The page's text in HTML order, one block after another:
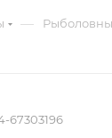
—
67303196